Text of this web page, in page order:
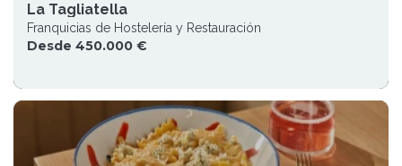
La Tagliatella
Franquicias de Hostelería y Restauración
Desde 450.000 €